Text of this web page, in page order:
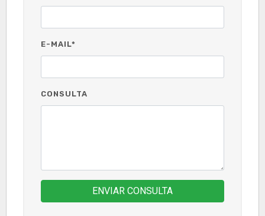
E-MAIL*
CONSULTA
ENVIAR CONSULTA